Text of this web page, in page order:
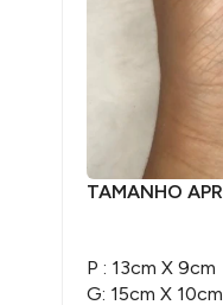
TAMANHO
P : 13cm X 9cm
G: 15cm X 10cm